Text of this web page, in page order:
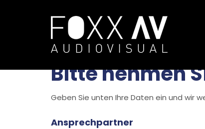
DE Allgemeine Anfrage
Bitte nehmen
Geben Sie unten Ihre Daten ein und wir
Ansprechpartner